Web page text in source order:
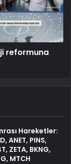
reformuna
Hareketler:
ANET, PINS,
ZETA, BKNG,
MTCH